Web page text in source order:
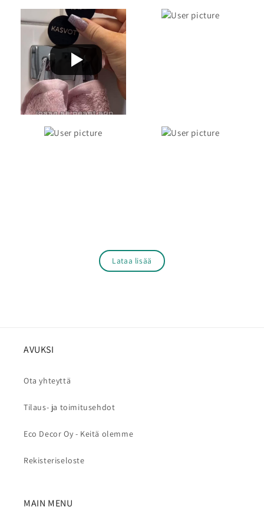
Lataa lisää
AVUKSI
Ota yhteyttä
Tilaus- ja toimitusehdot
Eco Decor Oy - Keitä olemme
Rekisteriseloste
MAIN MENU